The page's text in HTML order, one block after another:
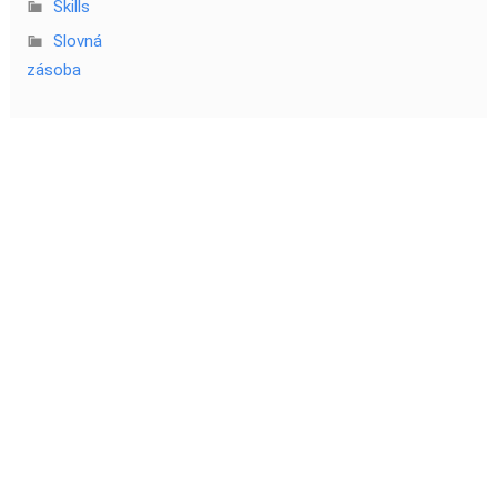
Skills
Slovná
zásoba